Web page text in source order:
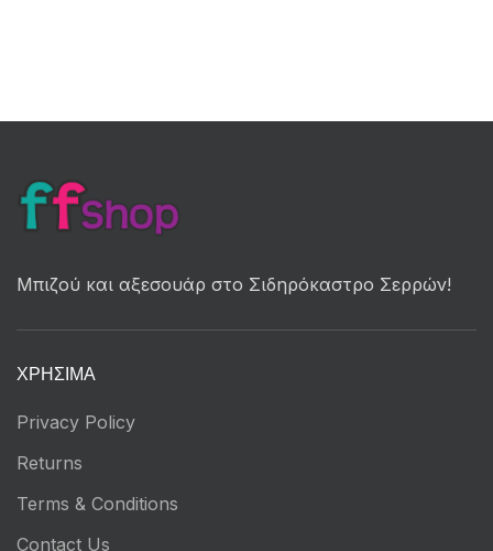
Μπιζού και αξεσουάρ στο Σιδηρόκαστρο Σερρών!
ΧΡΉΣΙΜΑ
Privacy Policy
Returns
Terms & Conditions
Contact Us